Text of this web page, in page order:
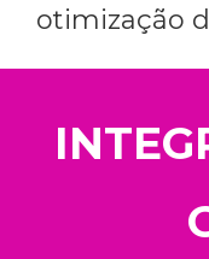
otimização